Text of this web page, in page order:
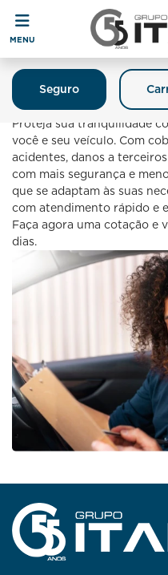
MENU
Seguro
Seguro
Proteja sua tranquilidade
você e seu veículo. Com
acidentes, danos a
com mais segurança e
que se adaptam às suas
com atendimento rápido e
Faça agora uma cotação e
dias.